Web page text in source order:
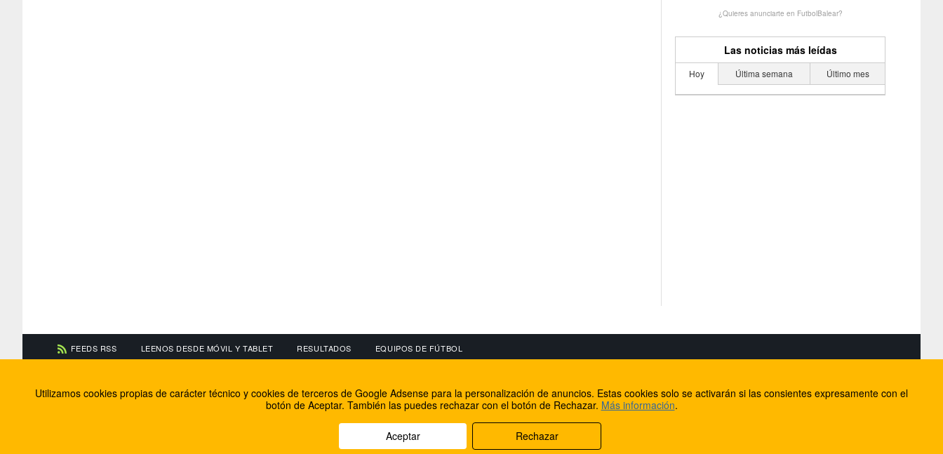
¿Quieres anunciarte en FutbolBalear?
Las noticias más leídas
Hoy Última semana Último mes
FEEDS RSS LEENOS DESDE MÓVIL Y TABLET RESULTADOS EQUIPOS DE FÚTBOL
Información de contacto
El equipo de FútbolBalear
Soluciones Corporativas IP
Facebook
Twitter
Internet Rural Mallorca
Registro de dominios
Utilizamos cookies propias de carácter técnico y cookies de terceros de Google Adsense para la personalización de anuncios. Estas cookies solo se activarán si las consientes expresamente con el
botón de Aceptar. También las puedes rechazar con el botón de Rechazar. Más información.
Aceptar Rechazar